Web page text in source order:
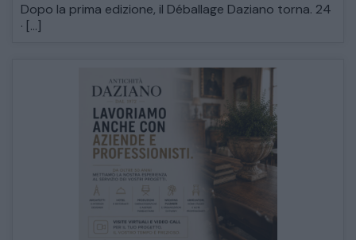
CATALOGO COMPLETO
CAMERE
Dopo la prima edizione, il Déballage Daziano torna. 24
· […]